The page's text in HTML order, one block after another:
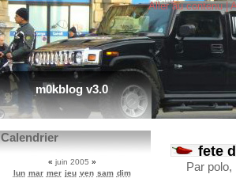
m0kblog v3.0
Aller au contenu|
fete
Par
Calendrier
« juin 2005 »
lun mar mer jeu ven sam dim